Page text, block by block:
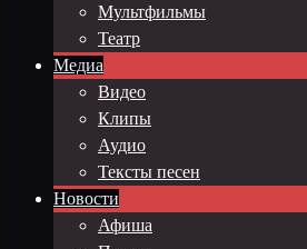
Мультфильмы
Театр
Медиа
Видео
Клипы
Аудио
Тексты песен
Новости
Афиша